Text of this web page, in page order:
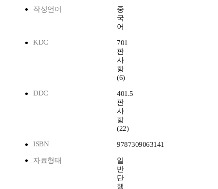
작성언어
중
국
어
KDC
701
판
사
항
(6)
DDC
401.5
판
사
항
(22)
ISBN
9787309063141
자료형태
일
반
단
행